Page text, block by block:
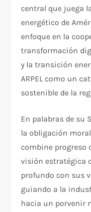
central que juega
energético de
enfoque en la
transformación
y la transición
ARPEL como un
sostenible de la
En palabras de su
la obligación
combine progreso
visión estratégica
profundo con sus
guiando a la
hacia un porvenir